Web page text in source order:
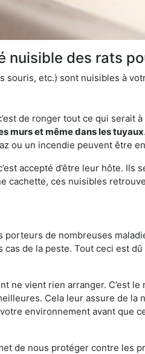
nuisible des rats
souris, etc.) sont nuisibles à
de ronger tout ce qui serait
murs et même dans les tuyaux
ou un incendie peuvent être
accepté d’être leur hôte.
ces nuisibles
de nombreuses
de la peste. Tout ceci est
ne vient rien arranger. C’est
Cela leur assure de
environnement avant que
de nous protéger contre les